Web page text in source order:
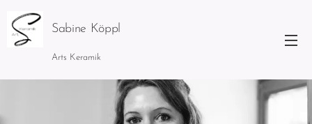
Sabine Köppl
Arts Keramik